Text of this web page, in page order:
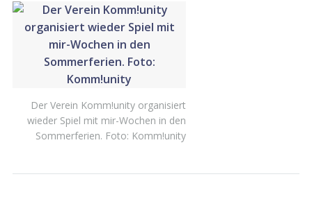
Der Verein Komm!unity organisiert
wieder Spiel mit mir-Wochen in den
Sommerferien. Foto: Komm!unity